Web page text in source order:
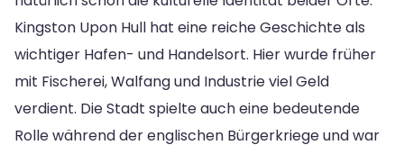
Kingston Upon Hull hat eine reiche Geschichte als
wichtiger Hafen- und Handelsort. Hier wurde früher
mit Fischerei, Walfang und Industrie viel Geld
verdient. Die Stadt spielte auch eine bedeutende
Rolle während der englischen Bürgerkriege und war